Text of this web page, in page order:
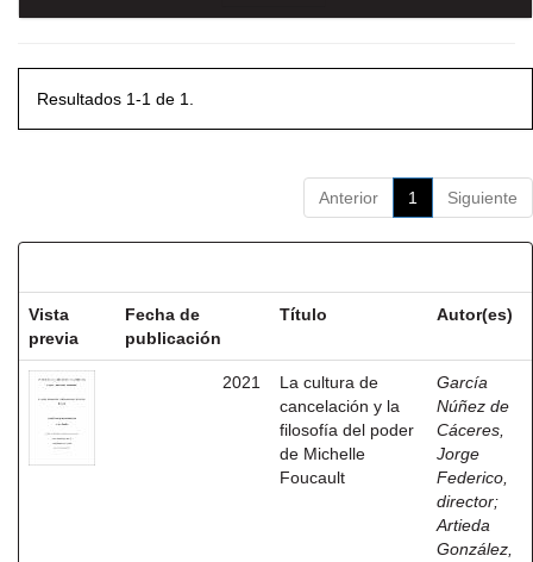
Resultados 1-1 de 1.
Anterior 1 Siguiente
Vista
previa
Fecha de
publicación
Título Autor(es)
2021
La cultura de
cancelación y la
filosofía del poder
de Michelle
Foucault
García
Núñez de
Cáceres,
Jorge
Federico,
director;
Artieda
González,